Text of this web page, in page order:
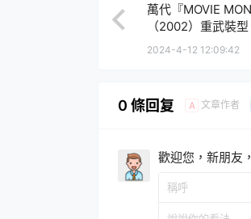
萬代『MOVIE
（2002）重武裝
色』大魄力登場！
2024-4-12 12:09:42
0 條回复 A 文章作者
歡迎您，新朋友